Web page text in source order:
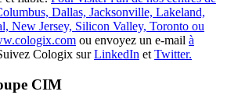
Dallas, Jacksonville, Lakeland,
New Jersey, Silicon Valley, Toronto ou
ou envoyez un e-mail à
Cologix surLinkedIn et Twitter.
CIM